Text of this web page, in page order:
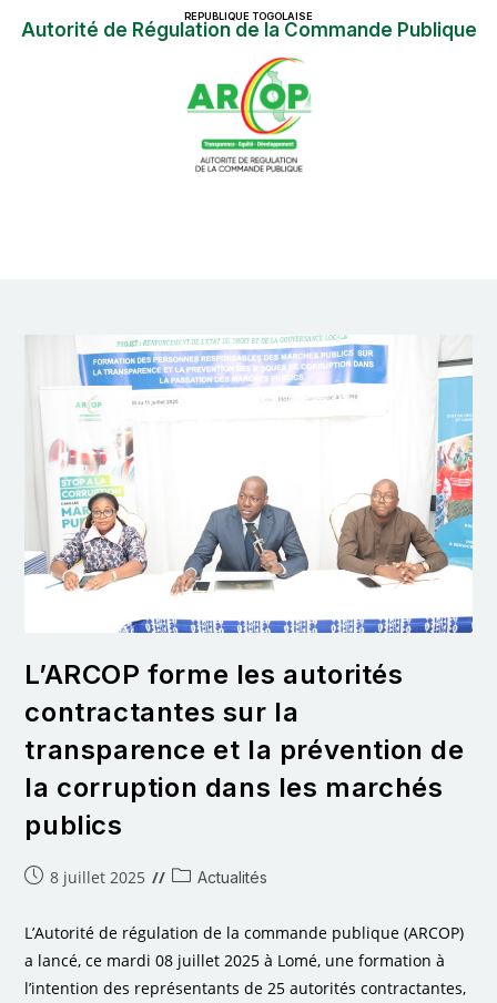
Autorité de Régulation de la Commande Publique
REPUBLIQUE TOGOLAISE
L’ARCOP forme les autorités
contractantes sur la
transparence et la prévention de
la corruption dans les marchés
publics
8 juillet 2025 Actualités
L’Autorité de régulation de la commande publique (ARCOP)
a lancé, ce mardi 08 juillet 2025 à Lomé, une formation à
l’intention des représentants de 25 autorités contractantes,